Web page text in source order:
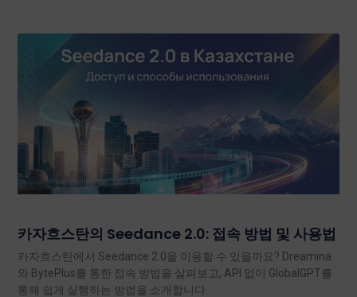
카자흐스탄의 Seedance 2.0: 접속 방법 및 사용법
카자흐스탄에서 Seedance 2.0을 이용할 수 있을까요? Dreamina
와 BytePlus를 통한 접속 방법을 살펴보고, API 없이 GlobalGPT를
통해 쉽게 실행하는 방법을 소개합니다.